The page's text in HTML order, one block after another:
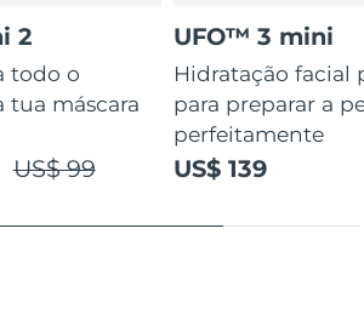
2
todo o
tua máscara
US$ 99
UFO™ 3 mini
Hidratação facial
para preparar a
perfeitamente
US$ 139